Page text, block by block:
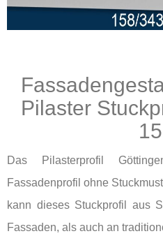
Pilaster
Das Pilasterprofil
Fassadenprofil ohne
kann dieses Stuckprofil aus
Fassaden, als auch an